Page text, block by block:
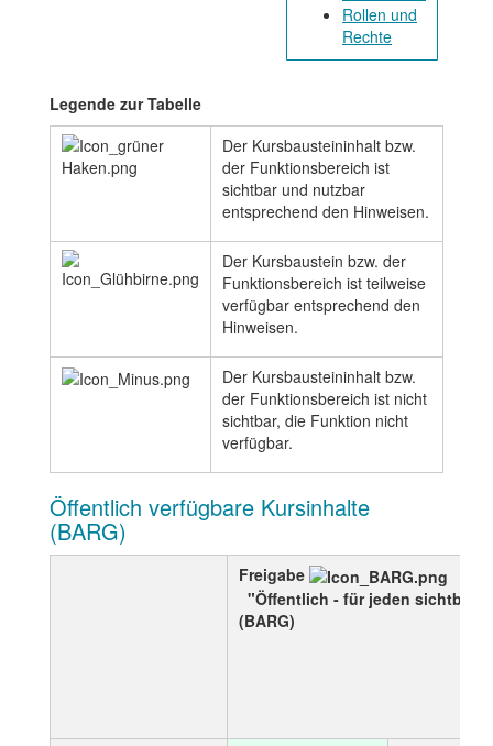
Rollen und
Rechte
Legende zur Tabelle
Der Kursbausteininhalt bzw.
der Funktionsbereich ist
sichtbar und nutzbar
entsprechend den Hinweisen.
Der Kursbaustein bzw. der
Funktionsbereich ist teilweise
verfügbar entsprechend den
Hinweisen.
Der Kursbausteininhalt bzw.
der Funktionsbereich ist nicht
sichtbar, die Funktion nicht
verfügbar.
Öffentlich verfügbare Kursinhalte
(BARG)
Freigabe
"Öffentlich - für jeden sichtbar"
(BARG)